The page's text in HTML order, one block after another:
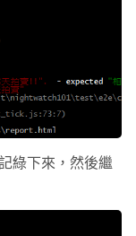
綠下來，然後繼